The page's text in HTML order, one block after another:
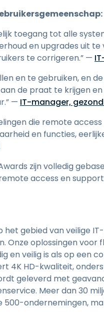
toegang tot alle
en upgrades uit
te corrigeren.” —
en te gebruiken, en
de praat te krijgen
— IT-manager,
die remote
en functies,
zijn volledig
access en
het gebied van veilige
Onze oplossingen
en veilig is als op een
4K HD-kwaliteit,
geleverd met
Meer dan 30
500-ondernemingen,